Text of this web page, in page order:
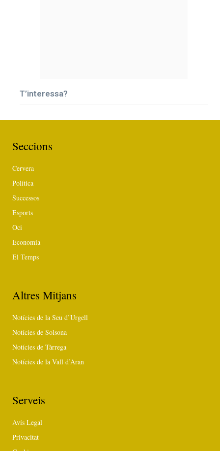
T’interessa?
Seccions
Cervera
Política
Successos
Esports
Oci
Economia
El Temps
Altres Mitjans
Notícies de la Seu d’Urgell
Notícies de Solsona
Notícies de Tàrrega
Notícies de la Vall d’Aran
Serveis
Avís Legal
Privacitat